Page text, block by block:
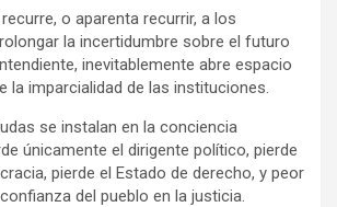
o aparenta recurrir, a los
la incertidumbre sobre el futuro
inevitablemente abre espacio
la imparcialidad de las instituciones.
se instalan en la conciencia
únicamente el dirigente político, pierde
pierde el Estado de derecho, y peor
del pueblo en la justicia.